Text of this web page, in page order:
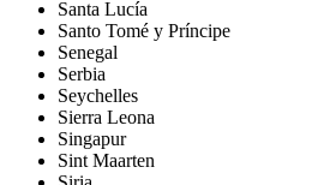
Santa Lucía
Santo Tomé y Príncipe
Senegal
Serbia
Seychelles
Sierra Leona
Singapur
Sint Maarten